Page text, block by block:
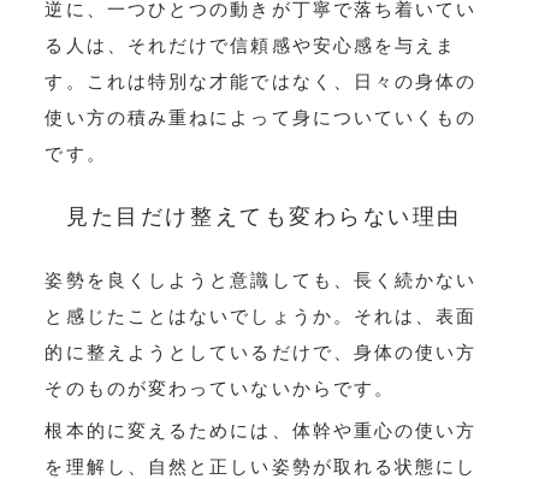
逆に、一つひとつの動きが丁寧で落ち着いてい
る人は、それだけで信頼感や安心感を与えま
す。これは特別な才能ではなく、日々の身体の
使い方の積み重ねによって身についていくもの
です。
見た目だけ整えても変わらない理由
姿勢を良くしようと意識しても、長く続かない
と感じたことはないでしょうか。それは、表面
的に整えようとしているだけで、身体の使い方
そのものが変わっていないからです。
根本的に変えるためには、体幹や重心の使い方
を理解し、自然と正しい姿勢が取れる状態にし